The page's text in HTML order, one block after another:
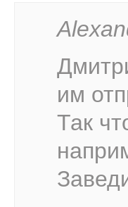
им
Так